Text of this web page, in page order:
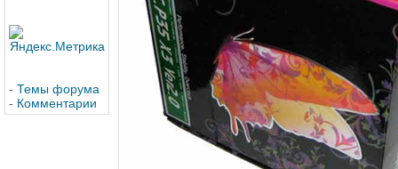
- Темы форума
- Комментарии